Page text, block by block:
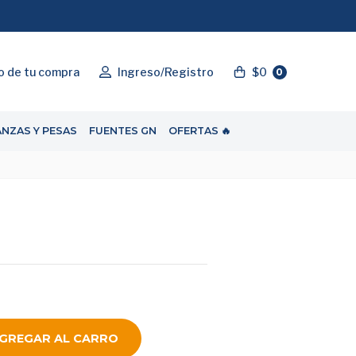
de tu compra Ingreso/Registro $0 0
Y PESAS FUENTES GN OFERTAS 🔥
AL CARRO